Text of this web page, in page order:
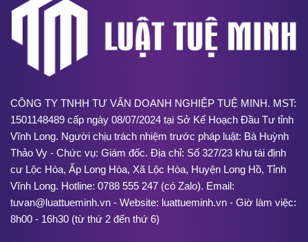
CÔNG TY TNHH TƯ VẤN DOANH NGHIỆP TUỆ MINH. MST:
1501148489 cấp ngày 08/07/2024 tại Sở Kế Hoạch Đầu Tư tỉnh
Vĩnh Long. Người chịu trách nhiệm trước pháp luật: Bà Huỳnh
Thảo Vy - Chức vụ: Giám đốc. Địa chỉ: Số 327/23 khu tái định
cư Lộc Hòa, Ấp Long Hòa, Xã Lộc Hòa, Huyện Long Hồ, Tỉnh
Vĩnh Long. Hotline: 0788 555 247 (có Zalo). Email:
tuvan@luattueminh.vn - Website: luattueminh.vn - Giờ làm việc:
8h00 - 16h30 (từ thứ 2 đến thứ 6)